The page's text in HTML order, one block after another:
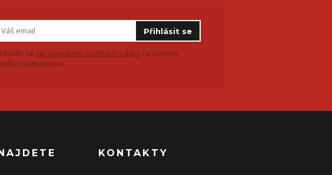
Přihlásit se
se zpracováním osobních údajů za účelem
newsletteru.
KONTAKTY